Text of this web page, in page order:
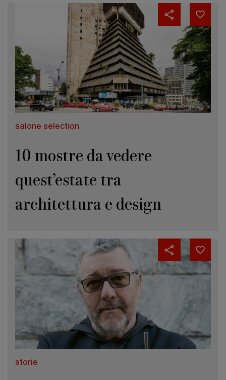
salone selection
10 mostre da vedere
quest’estate tra
architettura e design
storie